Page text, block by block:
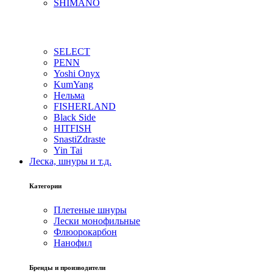
SHIMANO
SELECT
PENN
Yoshi Onyx
KumYang
Нельма
FISHERLAND
Black Side
HITFISH
SnastiZdraste
Yin Tai
Леска, шнуры и т.д.
Категории
Плетеные шнуры
Лески монофильные
Флюорокарбон
Нанофил
Бренды и производители